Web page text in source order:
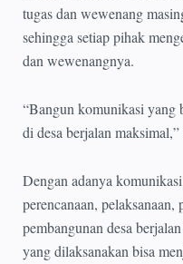
tugas dan wewenang
sehingga setiap pihak
dan wewenangnya.
“Bangun komunikasi yang
di desa berjalan
Dengan adanya
perencanaan, pelaksanaan,
pembangunan desa
yang dilaksanakan bisa